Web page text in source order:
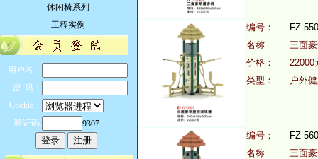
休闲椅系列
工程实例
用户名：
密 码：
Cookie：
验证码:
9307
编号：
FZ-
名称
三面
价格：
22000
类型：
户外
编号：
FZ-
名称
三面